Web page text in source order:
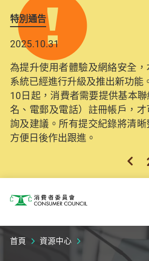
特別通告
2025.10.31
為提升使用者體驗及網絡安全
系統已經進行升級及推出新功能
10日起，消費者需要提供基本
名、電郵及電話）註冊帳戶，
詢及建議。所有提交紀錄將清晰
方便日後作出跟進。
上
消費者委員會
首頁 資源中心